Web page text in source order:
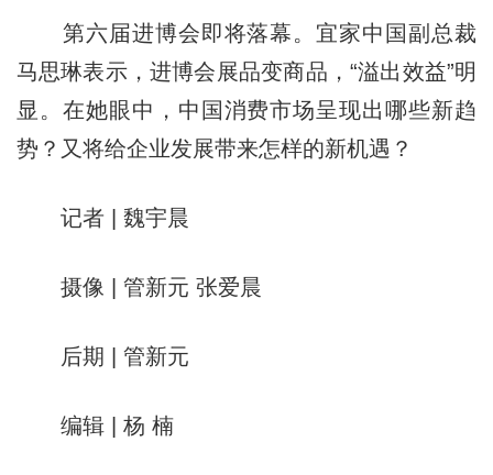
第六届进博会即将落幕。宜家中国副总裁
马思琳表示，进博会展品变商品，“溢出效益”明
显。在她眼中，中国消费市场呈现出哪些新趋
势？又将给企业发展带来怎样的新机遇？
记者 | 魏宇晨
摄像 | 管新元 张爱晨
后期 | 管新元
编辑 | 杨 楠